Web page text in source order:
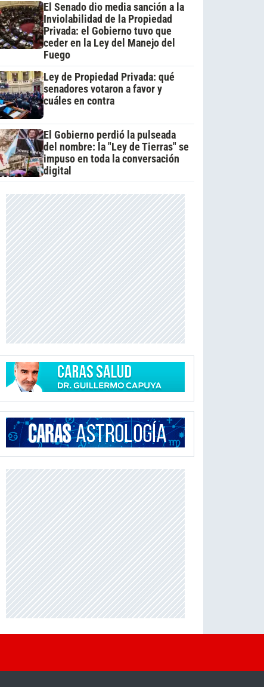
El Senado dio media sanción a la
Inviolabilidad de la Propiedad
Privada: el Gobierno tuvo que
ceder en la Ley del Manejo del
Fuego
Ley de Propiedad Privada: qué
senadores votaron a favor y
cuáles en contra
El Gobierno perdió la pulseada
del nombre: la "Ley de Tierras" se
impuso en toda la conversación
digital